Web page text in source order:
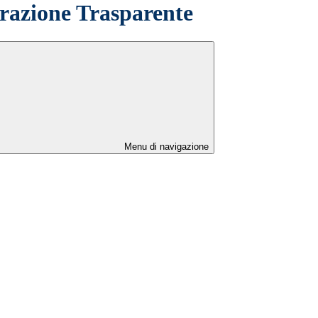
Trasparente
Menu di navigazione